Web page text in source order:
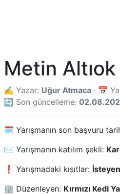
Metin
✍️ Yazar: Uğur Atmaca · 📅
🔄 Son güncelleme:
🗓️ Yarışmanın son başvuru
✉️ Yarışmanın katılım şekli:
❗ Yarışmadaki kısıtlar:
🏢 Düzenleyen: Kırmızı Kedi